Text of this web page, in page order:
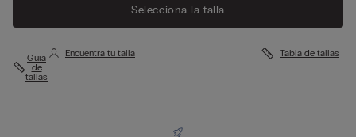
Selecciona la talla
Guía
de
tallas
Encuentra tu talla Tabla de tallas